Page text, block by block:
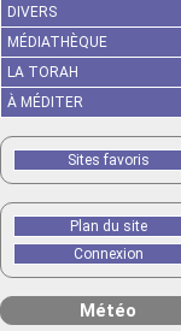
DIVERS
MÉDIATHÈQUE
LA TORAH
À MÉDITER
Sites favoris
Plan du site
Connexion
Météo